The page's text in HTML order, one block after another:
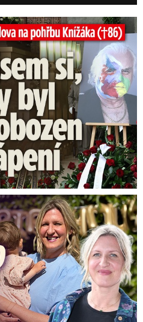
Knížáka: Přál jsem si...
spermatu pravý táta